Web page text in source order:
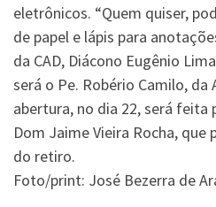
eletrônicos. “Quem quiser,
de papel e lápis para
da CAD, Diácono Eugênio
será o Pe. Robério Camilo,
abertura, no dia 22, será feita
Dom Jaime Vieira Rocha, que
do retiro.
Foto/print: José Bezerra de